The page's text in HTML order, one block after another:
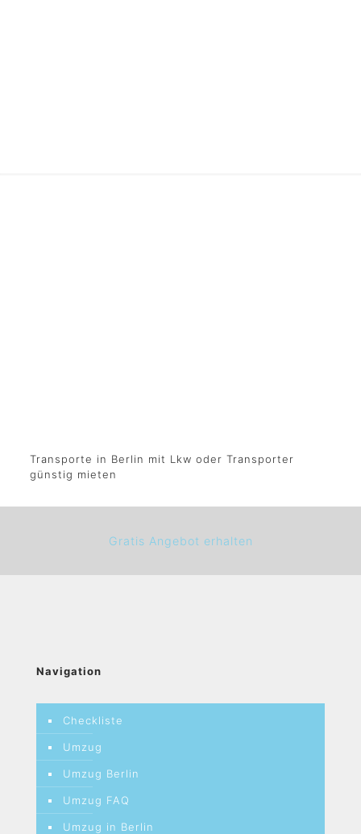
Transporte in Berlin mit Lkw oder Transporter
günstig mieten
Gratis Angebot erhalten
Navigation
Checkliste
Umzug
Umzug Berlin
Umzug FAQ
Umzug in Berlin